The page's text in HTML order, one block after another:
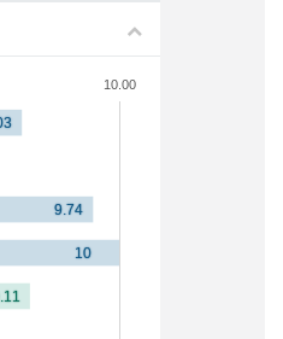
10.00